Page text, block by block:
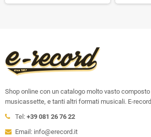
Shop online con un catalogo molto vasto composto
musicassette, e tanti altri formati musicali. E-
Tel: +39 081 26 76 22
Email: info@erecord.it